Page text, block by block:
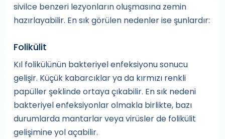
sivilce benzeri lezyonların oluşmasına zemin
hazırlayabilir. En sık görülen nedenler ise şunlardır:
Folikülit
Kıl folikülünün bakteriyel enfeksiyonu sonucu
gelişir. Küçük kabarcıklar ya da kırmızı renkli
papüller şeklinde ortaya çıkabilir. En sık nedeni
bakteriyel enfeksiyonlar olmakla birlikte, bazı
durumlarda mantarlar veya virüsler de folikülit
gelişimine yol açabilir.